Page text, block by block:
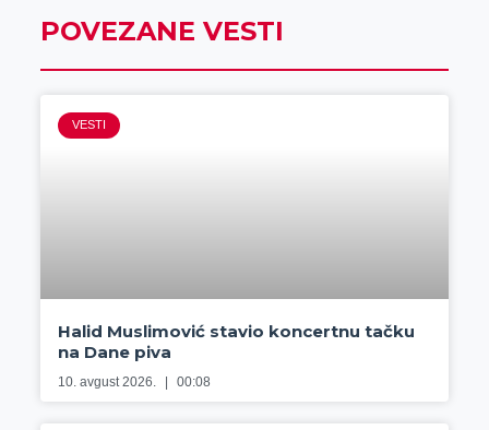
POVEZANE VESTI
VESTI
Halid Muslimović stavio koncertnu tačku
na Dane piva
10. avgust 2026. 00:08